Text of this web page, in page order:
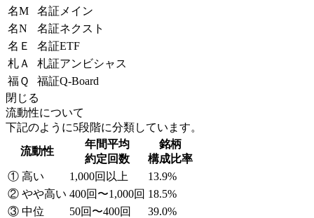
名M
名証メイン
名N
名証ネクスト
名Ｅ
名証ETF
札Ａ
札証アンビシャス
福Ｑ
福証Q-Board
閉じる
流動性について
下記のように5段階に分類しています。
流動性
年間平均
約定回数
銘柄
構成比率
① 高い
1,000回以上
13.9%
② やや高い 400回〜1,000回 18.5%
③ 中位
50回〜400回
39.0%